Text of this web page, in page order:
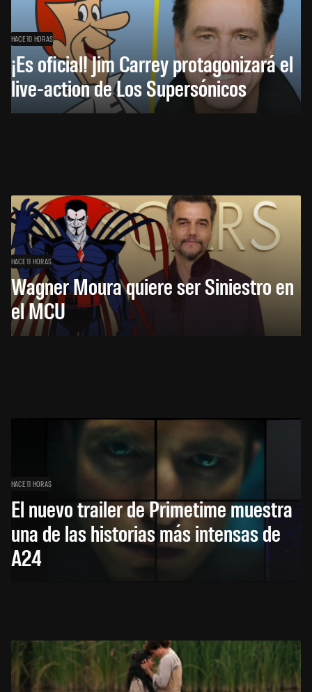
HACE 10 HORAS
¡Es oficial! Jim Carrey protagonizará el
live-action de Los Supersónicos
HACE 11 HORAS
Wagner Moura quiere ser Siniestro en
el MCU
HACE 11 HORAS
El nuevo trailer de Primetime muestra
una de las historias más intensas de
A24